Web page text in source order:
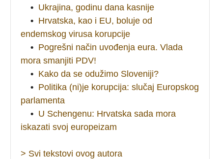
• Ukrajina, godinu dana kasnije
• Hrvatska, kao i EU, boluje od
endemskog virusa korupcije
• Pogrešni način uvođenja eura. Vlada
mora smanjiti PDV!
• Kako da se odužimo Sloveniji?
• Politika (ni)je korupcija: slučaj Europskog
parlamenta
• U Schengenu: Hrvatska sada mora
iskazati svoj europeizam
> Svi tekstovi ovog autora